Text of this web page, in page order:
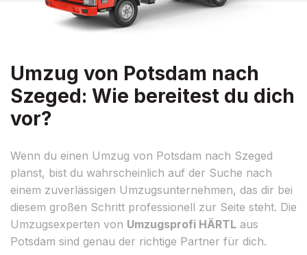
Umzug von Potsdam nach
Szeged: Wie bereitest du dich
vor?
Wenn du einen Umzug von Potsdam nach Szeged
planst, bist du wahrscheinlich auf der Suche nach
einem zuverlässigen Umzugsunternehmen, das dir bei
diesem großen Schritt professionell zur Seite steht. Die
Umzugsexperten von Umzugsprofi HÄRTL aus
Potsdam sind genau der richtige Partner für dich.